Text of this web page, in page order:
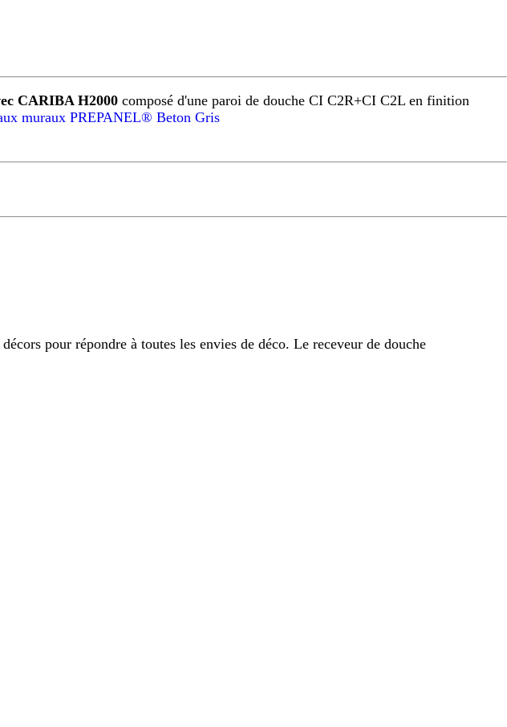
CARIBA H2000 composé d'une paroi de douche CI C2R+CI C2L en finition
muraux PREPANEL® Beton Gris
pour répondre à toutes les envies de déco. Le receveur de douche